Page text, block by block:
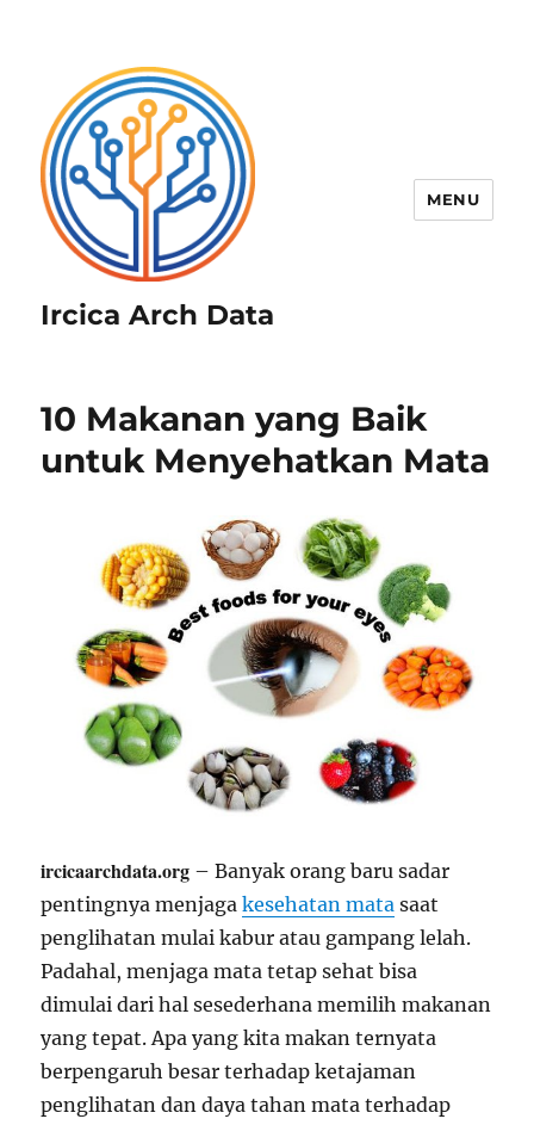
Ircica Arch Data
MENU
10 Makanan yang Baik
untuk Menyehatkan Mata
ircicaarchdata.org – Banyak orang baru sadar
pentingnya menjagakesehatan mata saat
penglihatan mulai kabur atau gampang lelah.
Padahal, menjaga mata tetap sehat bisa
dimulai dari hal sesederhana memilih makanan
yang tepat. Apa yang kita makan ternyata
berpengaruh besar terhadap ketajaman
penglihatan dan daya tahan mata terhadap